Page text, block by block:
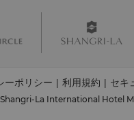
ーポリシー 利用規約 セキ
La International Hotel